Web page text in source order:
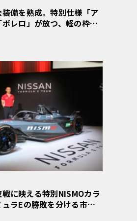
備を熟成。特別仕様「ア
レロ」が放つ、軽の枠を
戦に映える特別NISMOカラ
ラEの勝敗を分ける市販E
ビリティ」